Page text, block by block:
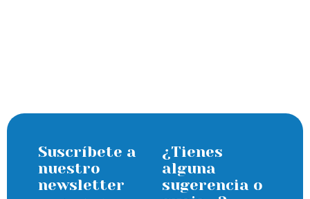
Suscríbete a
nuestro
newsletter
¿Tienes
alguna
sugerencia o